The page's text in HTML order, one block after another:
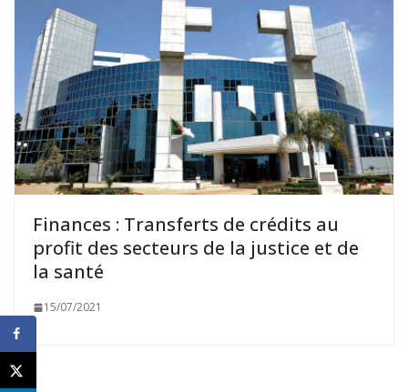
Finances : Transferts de crédits au
profit des secteurs de la justice et de
la santé
15/07/2021